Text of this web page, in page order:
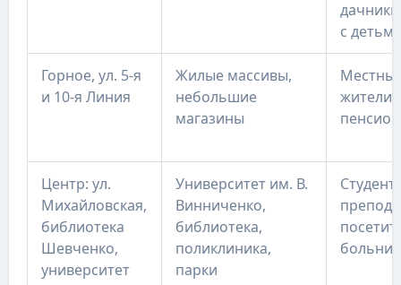
с
Горное, ул. 5-я
и 10-я Линия
Жилые массивы,
небольшие
магазины
жители,
Центр: ул.
Михайловская,
библиотека
Шевченко,
университет
Университет им. В.
Винниченко,
библиотека,
поликлиника,
парки
больниц